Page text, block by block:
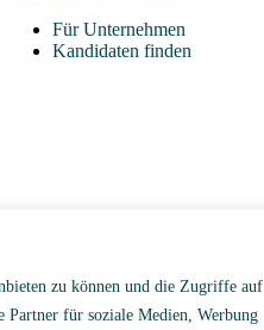
zu können und die Zugriffe auf
Partner für soziale Medien, Werbung
Für Unternehmen
Kandidaten finden